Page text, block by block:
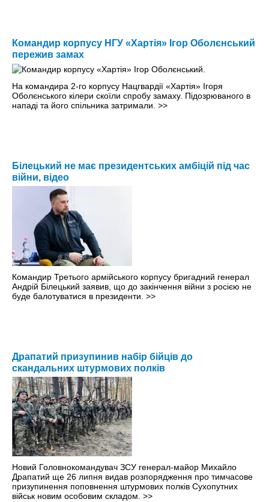
Командир корпусу НГУ «Хартія» Ігор Оболєнський
пережив замах
На командира 2-го корпусу Нацгвардії «Хартія» Ігоря
Оболєнського кілери скоїли спробу замаху. Підозрюваного в
нападі та його спільника затримали. >>
Білецький не має президентських амбіцій під час
війни, відео
Командир Третього армійського корпусу бригадний генерал
Андрій Білецький заявив, що до закінчення війни з росією не
буде балотуватися в президенти. >>
Драпатий призупинив набір бійців до
скандальних штурмових полків
Новий Головнокомандувач ЗСУ генерал-майор Михайло
Драпатий ще 26 липня видав розпорядження про тимчасове
призупинення поповнення штурмових полків Сухопутних
військ новим особовим складом. >>